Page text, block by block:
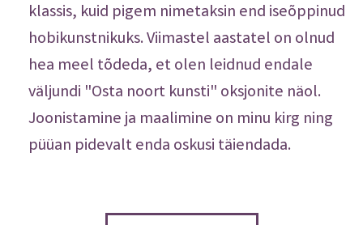
klassis, kuid pigem nimetaksin end iseõppinud
hobikunstnikuks. Viimastel aastatel on olnud
hea meel tõdeda, et olen leidnud endale
väljundi "Osta noort kunsti" oksjonite näol.
Joonistamine ja maalimine on minu kirg ning
püüan pidevalt enda oskusi täiendada.